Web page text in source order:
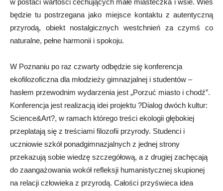
w postaci wartości cechujących małe miasteczka i wsie. Wieś
będzie tu postrzegana jako miejsce kontaktu z autentyczną
przyrodą, obiekt nostalgicznych westchnień za czymś co
naturalne, pełne harmonii i spokoju.
W Poznaniu po raz czwarty odbędzie się konferencja
ekofilozoficzna dla młodzieży gimnazjalnej i studentów –
hasłem przewodnim wydarzenia jest „Porzuć miasto i chodź”.
Konferencja jest realizacją idei projektu ?Dialog dwóch kultur:
Science&Art?, w ramach którego treści ekologii głębokiej
przeplatają się z treściami filozofii przyrody. Studenci i
uczniowie szkół ponadgimnazjalnych z jednej strony
przekazują sobie wiedzę szczegółową, a z drugiej zachęcają
do zaangażowania wokół refleksji humanistycznej skupionej
na relacji człowieka z przyrodą. Całości przyświeca idea